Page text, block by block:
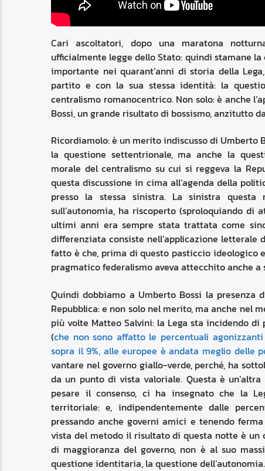
Cari ascoltatori, dopo una maratona
ufficialmente legge dello Stato: quindi stamane
importante nei quarant’anni di storia della
partito e con la sua stessa identità: la
centralismo romanocentrico. Non solo: è anche
Bossi, un grande risultato di bossismo, anzitutto
Ricordiamolo: è un merito indiscusso di
la questione settentrionale, ma anche la
morale del centralismo su cui si reggeva la
questa discussione in cima all’agenda della
presso la stessa sinistra. La sinistra questa
sull’autonomia, ha riscoperto (sproloquiando
ultimi anni era sempre stata trattata come
differenziata consiste nell’applicazione
fatto è che, prima di questo pasticcio ideologico
pragmatico federalismo aveva attecchito anche
Quindi dobbiamo a Umberto Bossi la
Repubblica: e non solo nel merito, ma anche nel
più volte Matteo Salvini: la Lega sta incidendo
(che non sono affatto le percentuali
sopra il 9%, alle europee è andata meglio delle
vantare nel governo giallo-verde, perché, ha
da un punto di vista valoriale. Questa è
pesare il consenso, ci ha insegnato che la
territoriale: e, indipendentemente dalle
pressando anche governi amici e tenendo
vista del metodo il risultato di questa notte è un
di maggioranza del governo, non è al suo
questione identitaria, la questione dell’autonomia.